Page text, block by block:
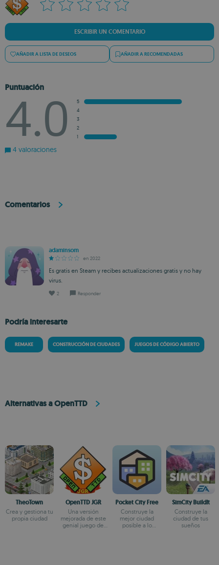
ESCRIBIR UN COMENTARIO
AÑADIR A LISTA DE DESEOS AÑADIR A RECOMENDADAS
Puntuación
4.0
5
4
3
2
1
4 valoraciones
Comentarios
adaminsom
en 2022
Es gratis en Steam y recibes actualizaciones gratis y no hay
virus.
2 Responder
Podría interesarte
REMAKE CONSTRUCCIÓN DE CIUDADES JUEGOS DE CÓDIGO ABIERTO
Alternativas a OpenTTD
TheoTown
Crea y gestiona tu
propia ciudad
OpenTTD JGR
Una versión
mejorada de este
genial juego de
Pocket City Free
Construye la
mejor ciudad
posible a lo
SimCity BuildIt
Construye la
ciudad de tus
sueños